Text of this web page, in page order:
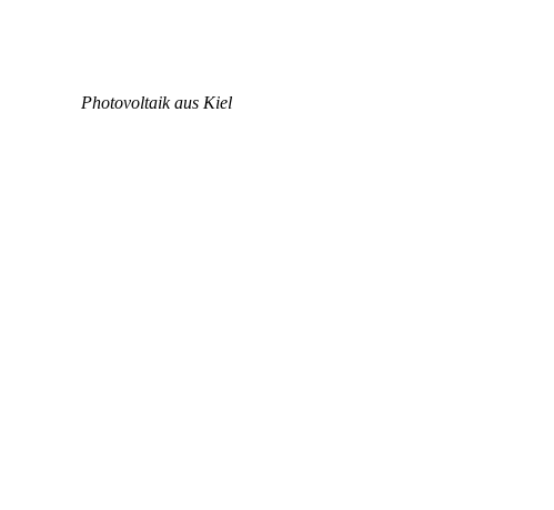
Photovoltaik aus Kiel